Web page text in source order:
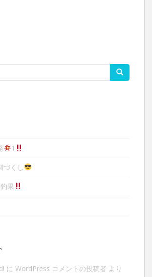
1
づくし
果
に WordPress コメントの投稿者 より